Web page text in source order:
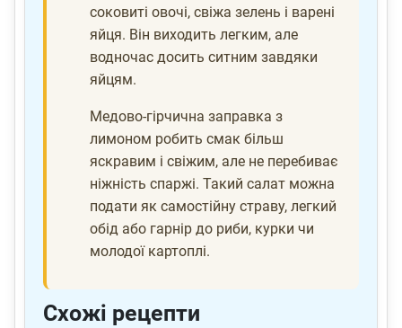
соковиті овочі, свіжа зелень і варені
яйця. Він виходить легким, але
водночас досить ситним завдяки
яйцям.
Медово-гірчична заправка з
лимоном робить смак більш
яскравим і свіжим, але не перебиває
ніжність спаржі. Такий салат можна
подати як самостійну страву, легкий
обід або гарнір до риби, курки чи
молодої картоплі.
Схожі рецепти